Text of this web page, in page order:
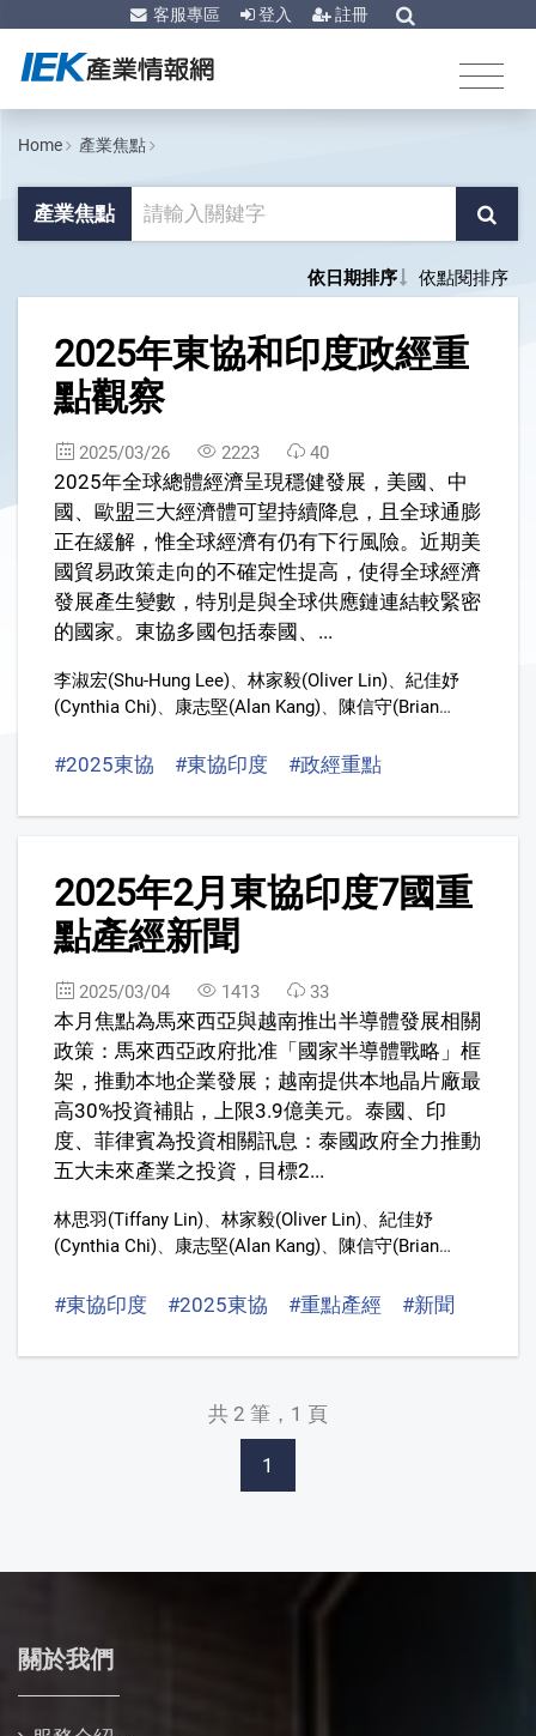
客服專區 登入 註冊
Home 產業焦點
產業焦點
依日期排序 依點閱排序
2025年東協和印度政經重
點觀察
2025/03/26 2223 40
2025年全球總體經濟呈現穩健發展，美國、中
國、歐盟三大經濟體可望持續降息，且全球通膨
正在緩解，惟全球經濟有仍有下行風險。近期美
國貿易政策走向的不確定性提高，使得全球經濟
發展產生變數，特別是與全球供應鏈連結較緊密
的國家。東協多國包括泰國、...
李淑宏(Shu-Hung Lee) 林家毅(Oliver Lin)
紀佳妤
(Cynthia Chi)
康志堅(Alan Kang)
陳信守(Brian
#2025東協 #東協印度 #政經重點
2025年2月東協印度7國重
點產經新聞
2025/03/04 1413 33
本月焦點為馬來西亞與越南推出半導體發展相關
政策：馬來西亞政府批准「國家半導體戰略」框
架，推動本地企業發展；越南提供本地晶片廠最
高30%投資補貼，上限3.9億美元。泰國、印
度、菲律賓為投資相關訊息：泰國政府全力推動
五大未來產業之投資，目標2...
林思羽(Tiffany Lin)、 林家毅(Oliver Lin)、 紀佳妤
(Cynthia Chi)、 康志堅(Alan Kang)、 陳信守(Brian
#東協印度 #2025東協 #重點產經 #新聞
共 2 筆，1 頁
1
關於我們